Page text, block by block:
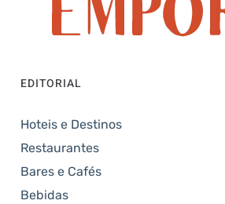
EDITORIAL
Hoteis e Destinos
Restaurantes
Bares e Cafés
Bebidas